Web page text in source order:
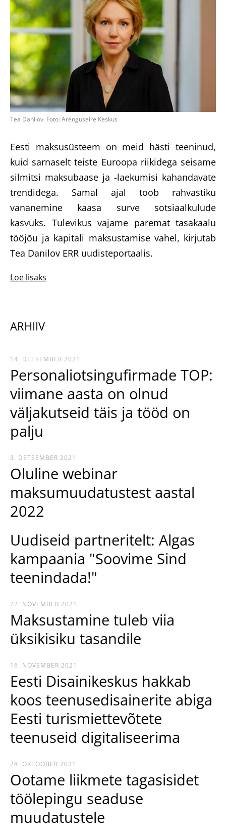
Tea Danilov. Foto: Arenguseire Keskus
Eesti maksusüsteem on meid hästi teeninud,
kuid sarnaselt teiste Euroopa riikidega seisame
silmitsi maksubaase ja -laekumisi kahandavate
trendidega. Samal ajal toob rahvastiku
vananemine kaasa surve sotsiaalkulude
kasvuks. Tulevikus vajame paremat tasakaalu
tööjõu ja kapitali maksustamise vahel, kirjutab
Tea Danilov ERR uudisteportaalis.
Loe lisaks
ARHIIV
14. DETSEMBER 2021
Personaliotsingufirmade TOP:
viimane aasta on olnud
väljakutseid täis ja tööd on
palju
3. DETSEMBER 2021
Oluline webinar
maksumuudatustest aastal
2022
Uudiseid partneritelt: Algas
kampaania "Soovime Sind
teenindada!"
22. NOVEMBER 2021
Maksustamine tuleb viia
üksikisiku tasandile
16. NOVEMBER 2021
Eesti Disainikeskus hakkab
koos teenusedisainerite abiga
Eesti turismiettevõtete
teenuseid digitaliseerima
28. OKTOOBER 2021
Ootame liikmete tagasisidet
töölepingu seaduse
muudatustele